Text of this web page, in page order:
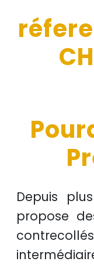
Depuis
propose
contrecollés